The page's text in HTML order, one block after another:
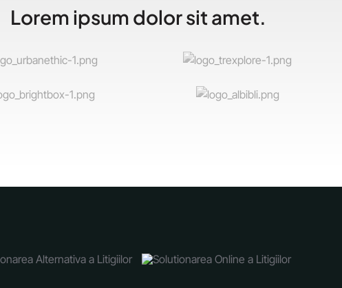
Lorem ipsum dolor sit amet.